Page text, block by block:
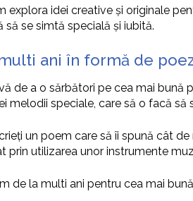
explora idei creative și originale
să se simtă specială și iubită.
ani în formă de
de a o sărbători pe cea mai bună
melodii speciale, care să o facă să
un poem care să îi spună cât
prin utilizarea unor instrumente
de la multi ani pentru cea mai